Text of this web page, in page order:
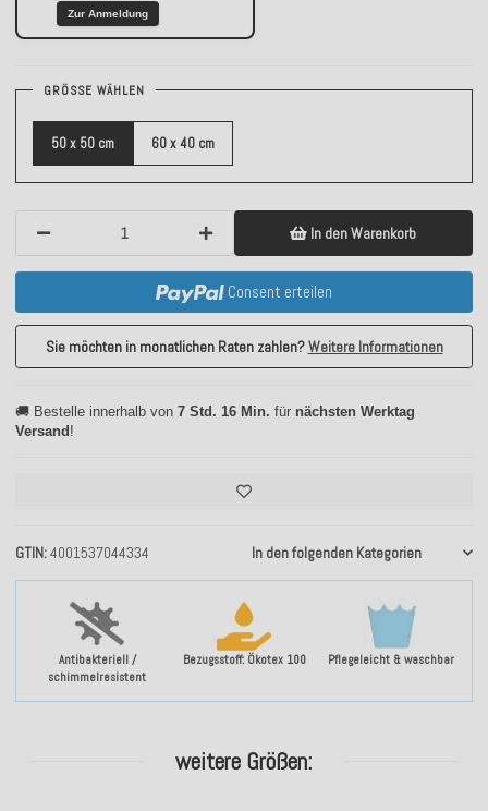
Antibakteriell /
schimmelresistent
Bezugsstoff: Ökotex 100 Pflegeleicht & waschbar
GTIN 4001537044334 In den folgenden Kategorien
Zur Anmeldung
GRÖSSE WÄHLEN
50 x 50 cm 60 x 40 cm
In den Warenkorb
Consent erteilen
Sie möchten in monatlichen Raten zahlen?Weitere Informationen
🚚 Bestelle innerhalb von 7 Std. 16 Min. für nächsten Werktag
Versand !
weitere Größen: